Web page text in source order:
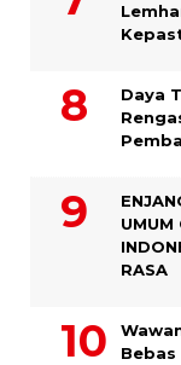
Daya
UMUM
RASA
Bebas